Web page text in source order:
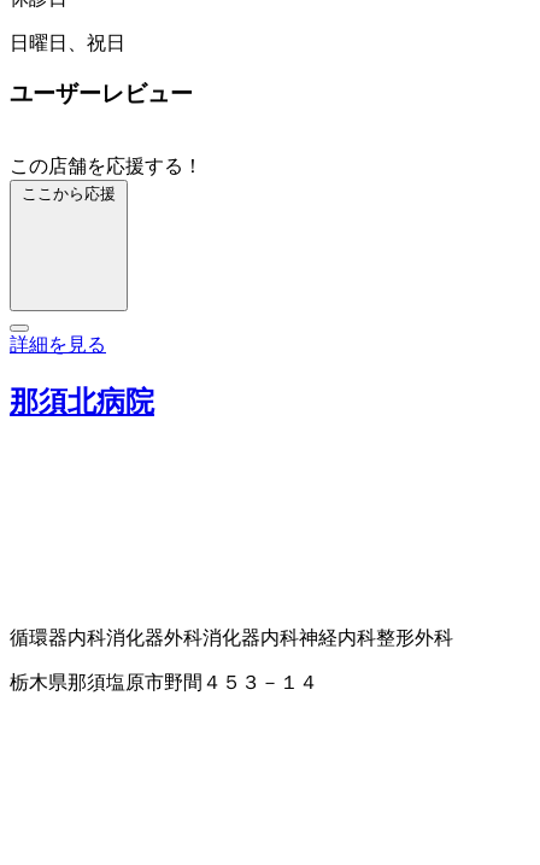
日曜日、祝日
ユーザーレビュー
この店舗を応援する！
ここから応援
詳細を見る
那須北病院
循環器内科消化器外科消化器内科神経内科整形外科
栃木県那須塩原市野間４５３－１４